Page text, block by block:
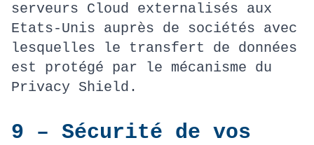
serveurs Cloud externalisés aux
Etats-Unis auprès de sociétés avec
lesquelles le transfert de données
est protégé par le mécanisme du
Privacy Shield.
9 – Sécurité de vos